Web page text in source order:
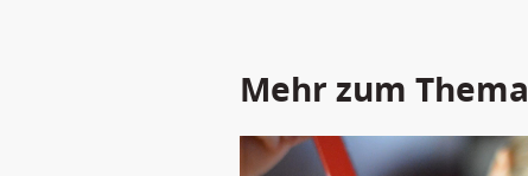
Mehr zum Thema